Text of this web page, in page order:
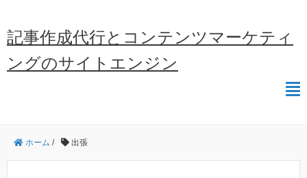
記事作成代行とコンテンツマーケティ
ングのサイトエンジン
ホーム / 出張